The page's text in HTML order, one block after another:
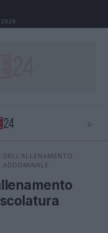
2026
⌕
⌕
DELL’ALLENAMENTO
ADDOMINALE